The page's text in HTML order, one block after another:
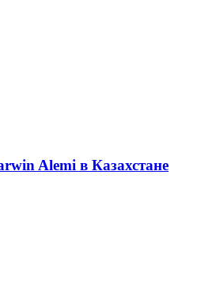
Alemi в Казахстане